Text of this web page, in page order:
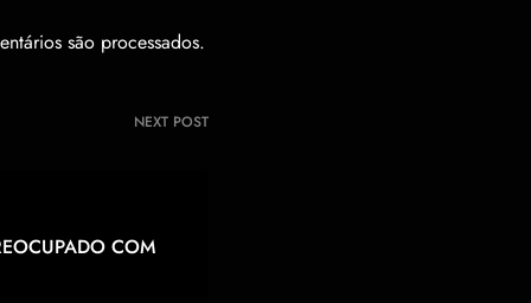
são processados.
NEXT POST
COM